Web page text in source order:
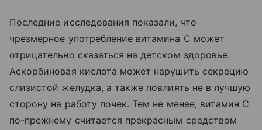
Последние исследования показали, что
чрезмерное употребление витамина С может
отрицательно сказаться на детском здоровье.
Аскорбиновая кислота может нарушить секрецию
слизистой желудка, а также повлиять не в лучшую
сторону на работу почек. Тем не менее, витамин С
по-прежнему считается прекрасным средством